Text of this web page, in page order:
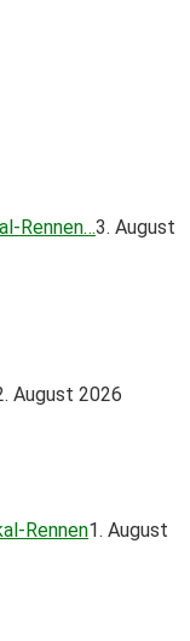
Rennen…3. August
August 2026
Rennen1. August